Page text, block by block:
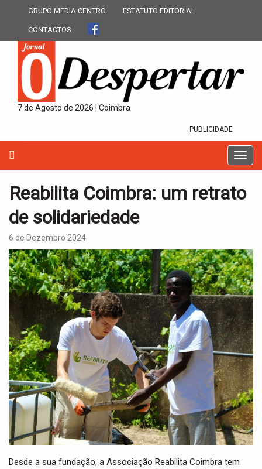
GRUPO MEDIA CENTRO ESTATUTO EDITORIAL
CONTACTOS
7 de Agosto de 2026 | Coimbra
PUBLICIDADE
T
o
g
v
i
g
a
t
i
o
n
Reabilita Coimbra: um retrato
de solidariedade
6 de Dezembro 2024
Desde a sua fundação, a Associação Reabilita Coimbra tem